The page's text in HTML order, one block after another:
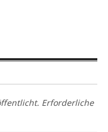
Erforderliche